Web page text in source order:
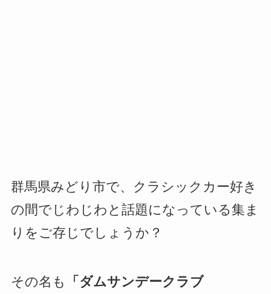
群馬県みどり市で、クラシックカー好き
の間でじわじわと話題になっている集ま
りをご存じでしょうか？
その名も
「ダムサンデークラブ